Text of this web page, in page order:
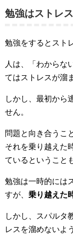
勉強はストレ
勉強をするとスト
人は、「わからな
てはストレスが溜
しかし、最初から
せん。
問題と向き合うこ
それを乗り越えた
ているということ
勉強は一時的には
すが、 乗り越えた
しかし、スパルタ
レスを溜めないよ